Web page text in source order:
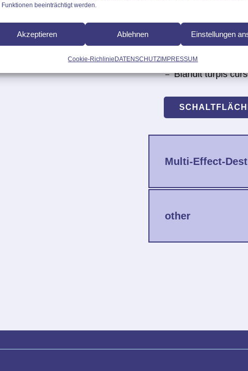
Funktionen beeinträchtigt werden.
Akzeptieren Ablehnen Einstellungen
Cookie-Richlinie DATENSCHUTZ IMPRESSUM
odio eu feugiat
Mattis nunc sed
Tortor at risus
tellus.
– Purus ut
– Blandit turpis
Multi-Effect-
other